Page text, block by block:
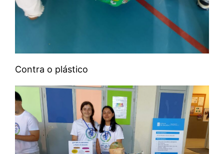
Contra o plástico